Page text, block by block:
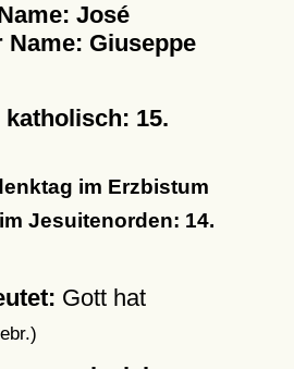
José
Giuseppe
15.
im Erzbistum
Jesuitenorden: 14.
Gott hat